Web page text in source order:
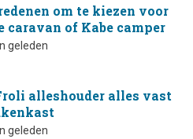
om te kiezen voor
caravan of Kabe camper
geleden
alleshouder alles vast
geleden